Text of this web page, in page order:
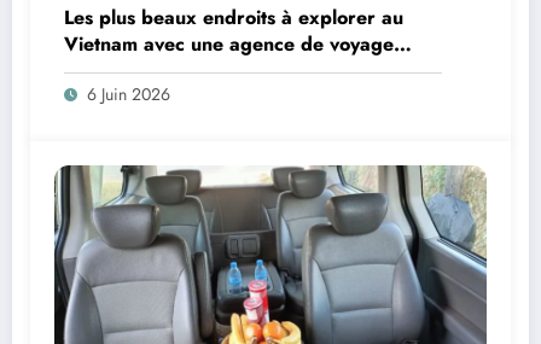
Les plus beaux endroits à explorer au
Vietnam avec une agence de voyage
locale
6 Juin 2026